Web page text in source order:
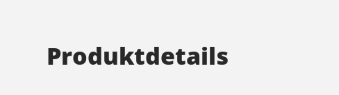
Produktdetails